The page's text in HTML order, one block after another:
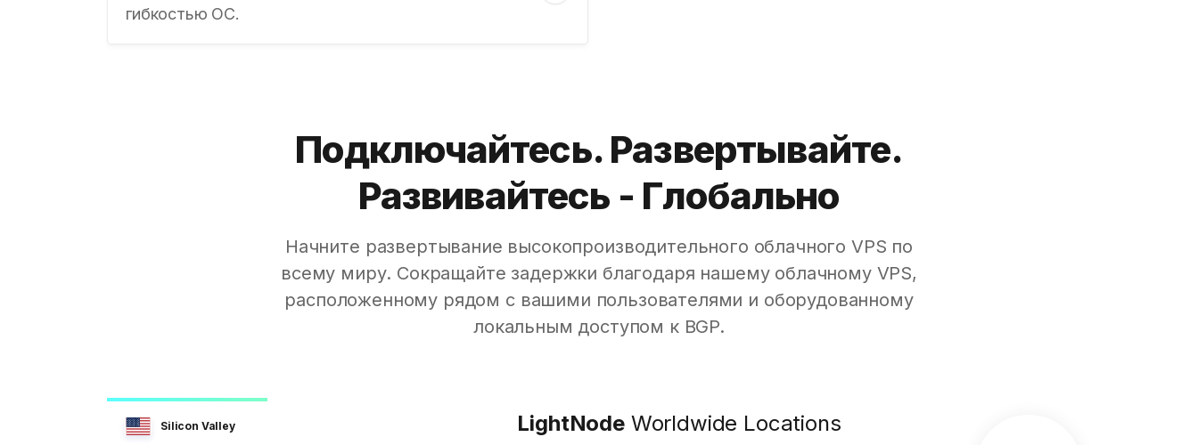
гибкостью ОС.
Подключайтесь. Развертывайте.
Развивайтесь - Глобально
Начните развертывание высокопроизводительного облачного VPS по
всему миру. Сокращайте задержки благодаря нашему облачному VPS,
расположенному рядом с вашими пользователями и оборудованному
локальным доступом к BGP.
Silicon Valley LightNode Worldwide Locations